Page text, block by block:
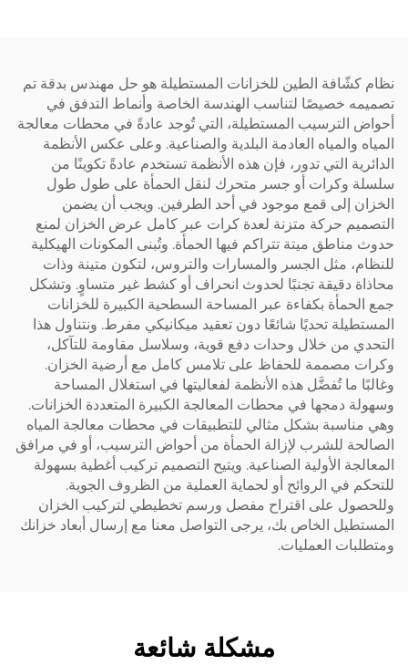
نظام كشّافة الطين للخزانات المستطيلة هو حل مهندس بدقة تم
تصميمه خصيصًا لتناسب الهندسة الخاصة وأنماط التدفق في
أحواض الترسيب المستطيلة، التي تُوجد عادةً في محطات معالجة
المياه والمياه العادمة البلدية والصناعية. وعلى عكس الأنظمة
الدائرية التي تدور، فإن هذه الأنظمة تستخدم عادةً تكوينًا من
سلسلة وكرات أو جسر متحرك لنقل الحمأة على طول طول
الخزان إلى قمع موجود في أحد الطرفين. ويجب أن يضمن
التصميم حركة متزنة لعدة كرات عبر كامل عرض الخزان لمنع
حدوث مناطق ميتة تتراكم فيها الحمأة. وتُبنى المكونات الهيكلية
للنظام، مثل الجسر والمسارات والتروس، لتكون متينة وذات
محاذاة دقيقة تجنبًا لحدوث انحراف أو كشط غير متساوٍ. وتشكل
جمع الحمأة بكفاءة عبر المساحة السطحية الكبيرة للخزانات
المستطيلة تحديًا شائعًا دون تعقيد ميكانيكي مفرط. ونتناول هذا
التحدي من خلال وحدات دفع قوية، وسلاسل مقاومة للتآكل،
وكرات مصممة للحفاظ على تلامس كامل مع أرضية الخزان.
وغالبًا ما تُفضَّل هذه الأنظمة لفعاليتها في استغلال المساحة
وسهولة دمجها في محطات المعالجة الكبيرة المتعددة الخزانات.
وهي مناسبة بشكل مثالي للتطبيقات في محطات معالجة المياه
الصالحة للشرب لإزالة الحمأة من أحواض الترسيب، أو في مرافق
المعالجة الأولية الصناعية. ويتيح التصميم تركيب أغطية بسهولة
للتحكم في الروائح أو لحماية العملية من الظروف الجوية.
وللحصول على اقتراح مفصل ورسم تخطيطي لتركيب الخزان
المستطيل الخاص بك، يرجى التواصل معنا مع إرسال أبعاد خزانك
ومتطلبات العمليات.
مشكلة شائعة